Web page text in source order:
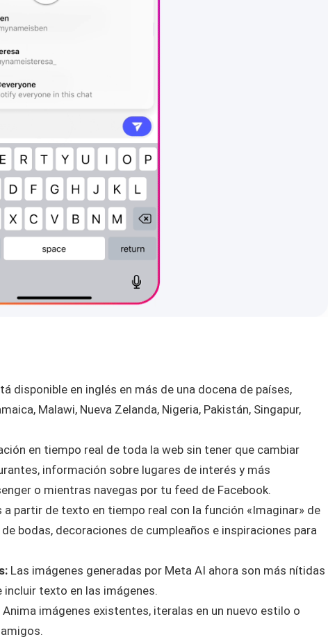
disponible en inglés en más de una docena de países,
Malawi, Nueva Zelanda, Nigeria, Pakistán, Singapur,
en tiempo real de toda la web sin tener que cambiar
información sobre lugares de interés y más
o mientras navegas por tu feed de Facebook.
a partir de texto en tiempo real con la función «Imaginar» de
bodas, decoraciones de cumpleaños e inspiraciones para
Las imágenes generadas por Meta AI ahora son más nítidas
incluir texto en las imágenes.
Anima imágenes existentes, iteralas en un nuevo estilo o